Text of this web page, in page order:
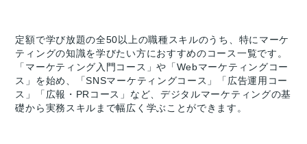
定額で学び放題の全50以上の職種スキルのうち、特にマーケ
ティングの知識を学びたい方におすすめのコース一覧です。
「マーケティング入門コース」や「Webマーケティングコー
ス」を始め、「SNSマーケティングコース」「広告運用コー
ス」「広報・PRコース」など、デジタルマーケティングの基
礎から実務スキルまで幅広く学ぶことができます。